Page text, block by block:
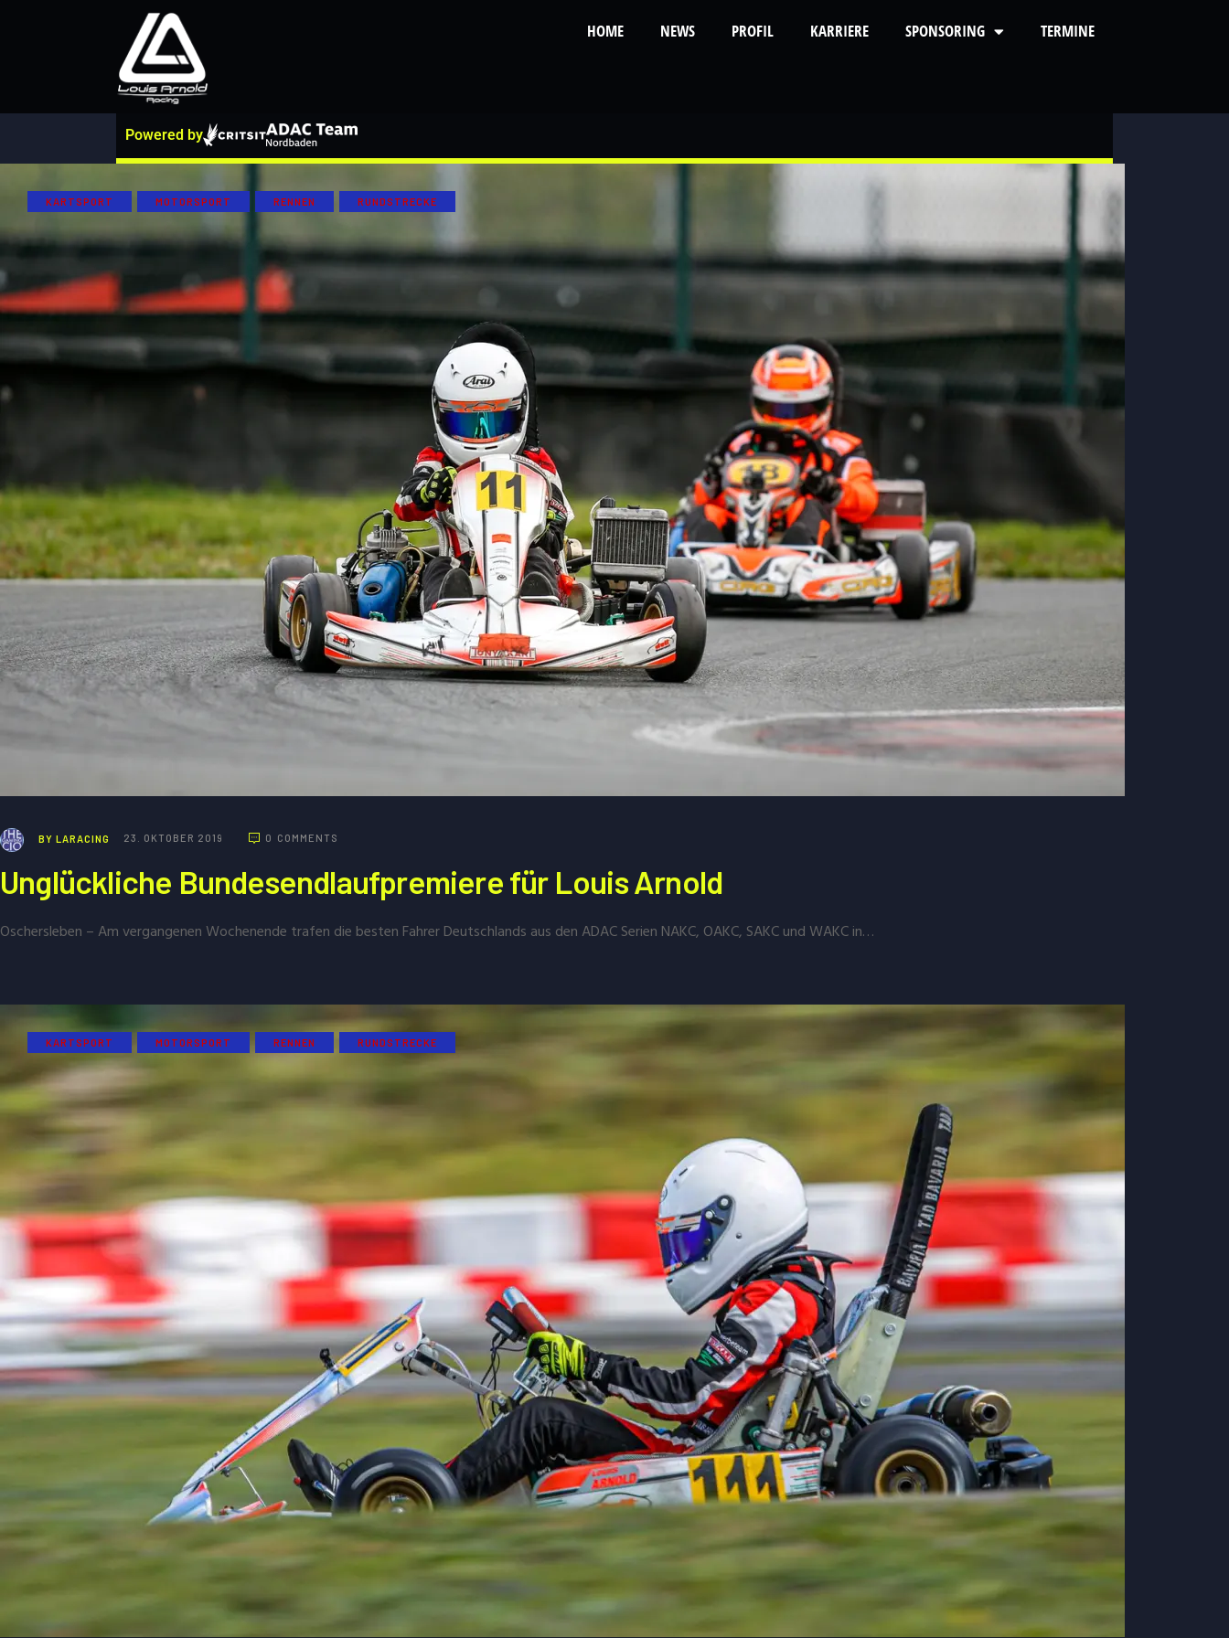
HOME NEWS PROFIL KARRIERE SPONSORING TERMINE
Powered by
KARTSPORT MOTORSPORT RENNEN RUNDSTRECKE
BY LARACING 23. OKTOBER 2019 0 COMMENTS
Unglückliche Bundesendlaufpremiere für Louis Arnold
Oschersleben – Am vergangenen Wochenende trafen die besten Fahrer Deutschlands aus den ADAC Serien NAKC, OAKC, SAKC und WAKC in…
KARTSPORT MOTORSPORT RENNEN RUNDSTRECKE